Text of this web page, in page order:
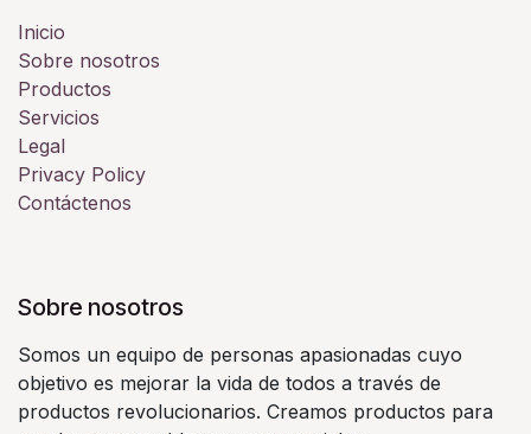
Inicio
Sobre nosotros
Productos
Servicios
Legal
Privacy Policy
Contáctenos
Sobre nosotros
Somos un equipo de personas apasionadas cuyo
objetivo es mejorar la vida de todos a través de
productos revolucionarios. Creamos productos para